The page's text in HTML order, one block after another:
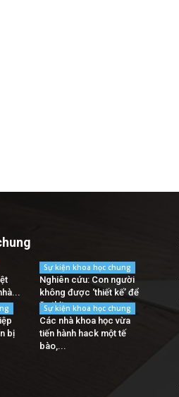
Sự kiện khoa học chung
Nghiên cứu: Con người
không được ‘thiết kế’ để
ăn thịt
bị
Sự kiện khoa học chung
Các nhà khoa học vừa
tiến hành hack một tế
bào,...